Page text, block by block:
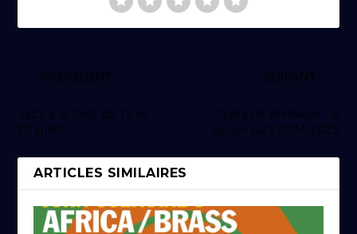
Jazz à la Sout’ du 15 au
20 juillet
Opéra de Bordeaux : la
saison jazz 2024-2025
ARTICLES SIMILAIRES